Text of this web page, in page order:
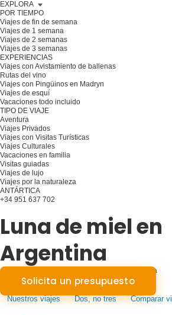
EXPLORA
POR TIEMPO
Viajes de fin de semana
Viajes de 1 semana
Viajes de 2 semanas
Viajes de 3 semanas
EXPERIENCIAS
Viajes con Avistamiento de ballenas
Rutas del vino
Viajes con Pingüinos en Madryn
Viajes de esquí
Vacaciones todo incluido
TIPO DE VIAJE
Aventura
Viajes Privados
Viajes con Visitas Turísticas
Viajes Culturales
Vacaciones en familia
Visitas guiadas
Viajes de lujo
Viajes por la naturaleza
ANTÁRTICA
+34 951 637 702
Luna de miel en
Argentina
Argentina: Desvela el romance en cada aventura
Solicita un presupuesto
Nuestros viajes Dos, no tres Comparar